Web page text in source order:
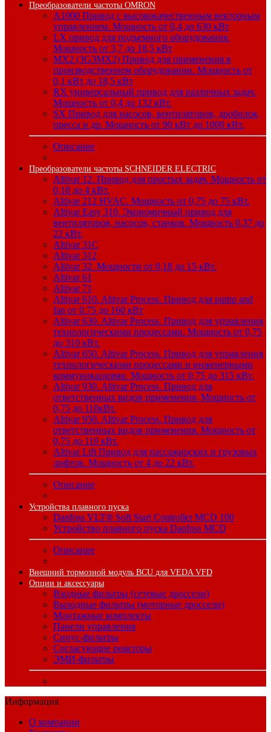
Преобразователи частоты OMRON
A1000 Привод с высококачественным векторным
управлением. Мощность от 0,4 до 630 кВт
LX привод для подъемного оборудования.
Мощность от 3,7 до 18,5 кВт
MX2 (3G3MX2) Привод для применения в
производственном оборудовании. Мощность от
0,1 кВт до 18,5 кВт
RX универсальный привод для различных задач.
Мощность от 0,4 до 132 кВт.
SX Привод для насосов, вентиляторов, дробилок,
пресса и др. Мощность от 90 кВт до 1000 кВт.
Описание
Преобразователи частоты SCHNEIDER ELECTRIC
Altivar 12. Привод для простых задач. Мощность от
0,18 до 4 кВт.
Altivar 212 HVAC. Мощность от 0,75 до 75 кВт.
Altivar Easy 310. Экономичный привод для
вентиляторов, насосов, станков. Мощность 0,37 до
22 кВт.
Altivar 31C
Altivar 312
Altivar 32. Мощности от 0,18 до 15 кВт.
Altivar 61
Altivar 71
Altivar 610. Altivar Process. Привод для pump and
fan от 0.75 до 160 кВт
Altivar 630. Altivar Process. Привод для управления
технологическими процессами. Мощность от 0,75
до 310 кВт.
Altivar 650. Altivar Process. Привод для управления
технологическими процессами и инженерными
коммуникациями. Мощность от 0,75 до 315 кВт.
Altivar 930. Altivar Process. Привод для
ответственных видов применения. Мощность от
0,75 до 110кВт.
Altivar 950. Altivar Process. Привод для
ответственных видов применения. Мощность от
0,75 до 110 кВт.
Altivar Lift Привод для пассажирских и грузовых
лифтов. Мощность от 4 до 22 кВт.
Описание
Устройства плавного пуска
Danfoss VLT® Soft Start Controller MCD 100
Устройство плавного пуска Danfoss MCD
Описание
Внешний тормозной модуль BCU для VEDA VFD
Опции и аксессуары
Входные фильтры (сетевые дроссели)
Выходные фильтры (моторные дроссели)
Монтажные комплекты
Панели управления
Синус-фильтры
Согласующие реакторы
ЭМИ-фильтры
Информация
О компании